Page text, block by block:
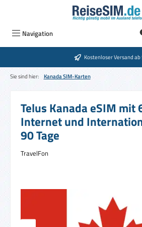
Zum Hauptinhalt springen
Navigation
Kostenloser Versand ab
Sie sind hier: Kanada SIM-Karten
Telus Kanada eSIM mit
Internet und
90 Tage
TravelFon